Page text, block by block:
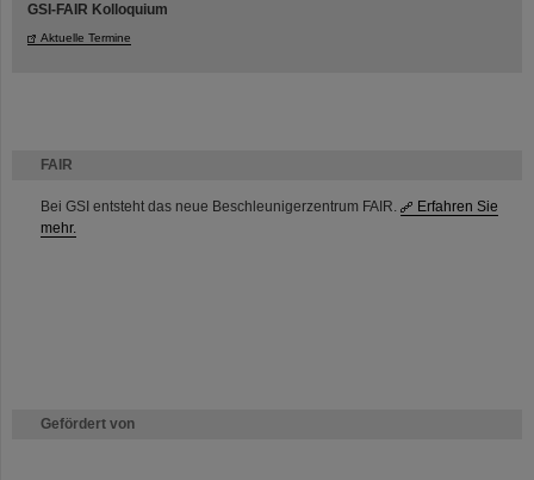
FAIR
Bei GSI entsteht das neue Beschleunigerzentrum FAIR.
Erfahren Sie
mehr.
Gefördert von
GSI-FAIR Kolloquium
Aktuelle Termine